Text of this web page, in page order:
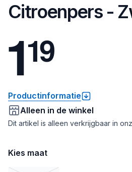
Citroenpers -
119
Productinformatie
Alleen in de winkel
Dit artikel is alleen verkrijgbaar in
Kies maat